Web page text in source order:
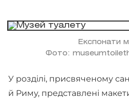
Експонати
Фото:
У розділі, присвяченому
й Риму, представлені